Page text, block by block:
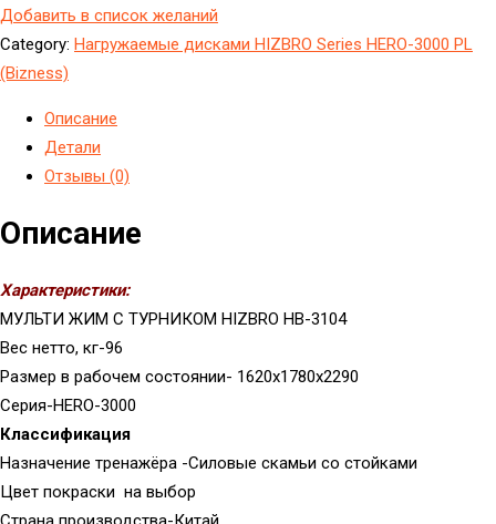
Добавить в список желаний
Category: Hагружаемые дисками HIZBRO Series HERO-3000 PL
(Bizness)
Описание
Детали
Отзывы (0)
Описание
Характеристики:
МУЛЬТИ ЖИМ С ТУРНИКОМ HIZBRO HB-3104
Вес нетто, кг-96
Размер в рабочем состоянии- 1620x1780x2290
Серия-HERO-3000
Классификация
Назначение тренажёра -Силовые скамьи со стойками
Цвет покраски на выбор